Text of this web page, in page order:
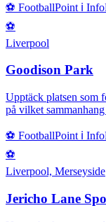
⚽ FootballPoint ℹ️
⚽
Liverpool
Goodison Park
Upptäck platsen som
på vilket
⚽ FootballPoint ℹ️
⚽
Liverpool, Merseyside
Jericho Lane